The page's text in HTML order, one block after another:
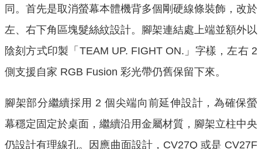
同。首先是取消螢幕本體機背多個剛硬線條裝飾，改於
左、右下角區塊髮絲紋設計。腳架連結處上端並額外以
陰刻方式印製「TEAM UP. FIGHT ON.」字樣，左右 2
側支援自家 RGB Fusion 彩光帶仍舊保留下來。
腳架部分繼續採用 2 個尖端向前延伸設計，為確保螢
幕穩定固定於桌面，繼續沿用金屬材質，腳架立柱中央
仍設計有理線孔。因應曲面設計，CV27Q 或是 CV27F